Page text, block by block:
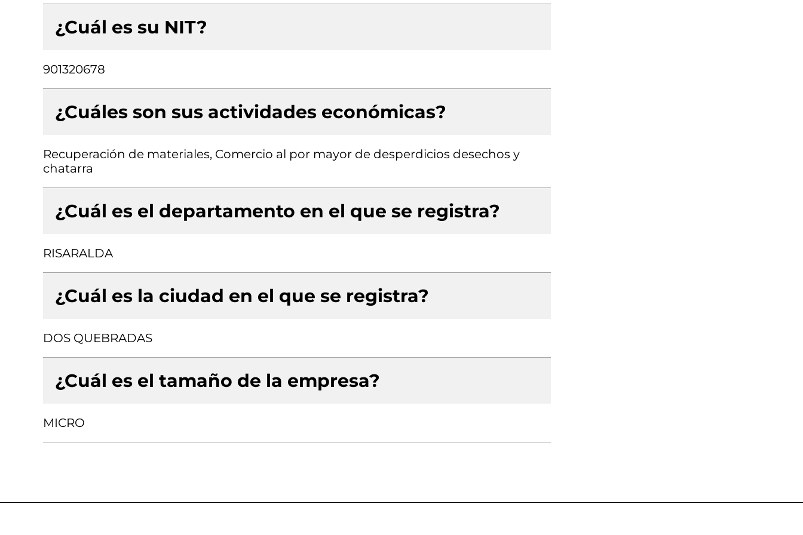
¿Cuál es su NIT?
901320678
¿Cuáles son sus actividades económicas?
Recuperación de materiales, Comercio al por mayor de desperdicios desechos y
chatarra
¿Cuál es el departamento en el que se registra?
RISARALDA
¿Cuál es la ciudad en el que se registra?
DOS QUEBRADAS
¿Cuál es el tamaño de la empresa?
MICRO